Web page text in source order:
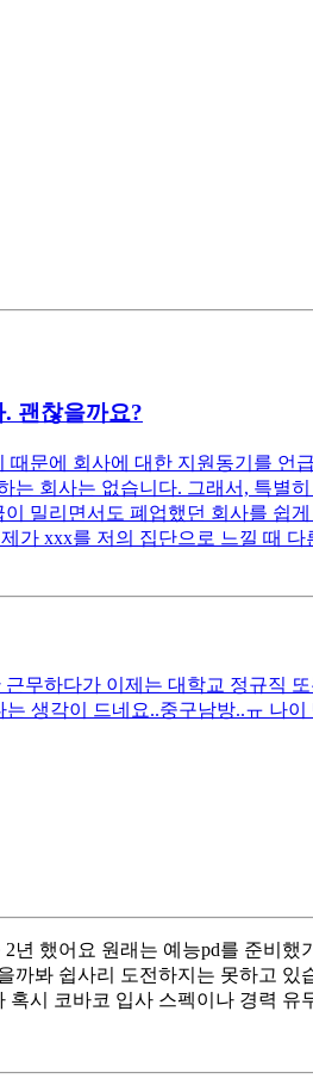
괜찮을까요?
문에 회사에 대한 지원동기를
회사는 없습니다. 그래서, 특별
밀리면서도 폐업했던 회사를 쉽
가 xxx를 저의 집단으로 느낄 때
무하다가 이제는 대학교 정규직
생각이 드네요..중구남방..ㅠ 나
했어요 원래는 예능pd를 준비
봐 쉽사리 도전하지는 못하고
시 코바코 입사 스펙이나 경력 유